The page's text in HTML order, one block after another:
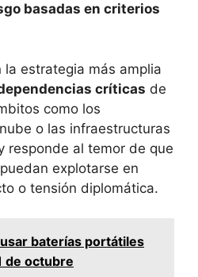
basadas en criterios
la estrategia más amplia
críticas de
como los
o las infraestructuras
responde al temor de que
explotarse en
o tensión diplomática.
baterías portátiles
de octubre